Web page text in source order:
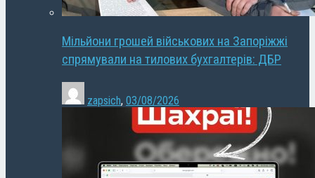
Мільйони грошей військових на Запоріжжі
спрямували на тилових бухгалтерів: ДБР
zapsich, 03/08/2026